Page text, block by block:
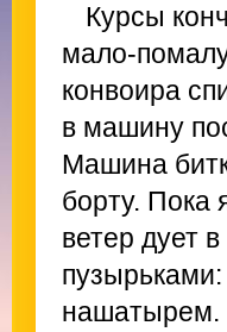
Курсы
мало-
конвоира
в машину
Машина
борту. Пока
ветер дует
нашатырем.